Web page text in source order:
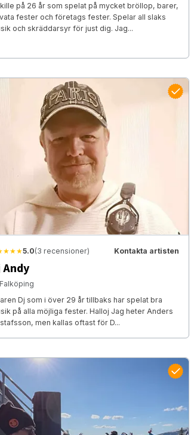
kille på 26 år som spelat på mycket bröllop, barer,
fester och företags fester. Spelar all slaks
och skräddarsyr för just dig. Jag...
5.0(3 recensioner) Kontakta artisten
Andy
Falköping
Dj som i över 29 år tillbaks har spelat bra
på alla möjliga fester. Halloj Jag heter Anders
men kallas oftast för D...